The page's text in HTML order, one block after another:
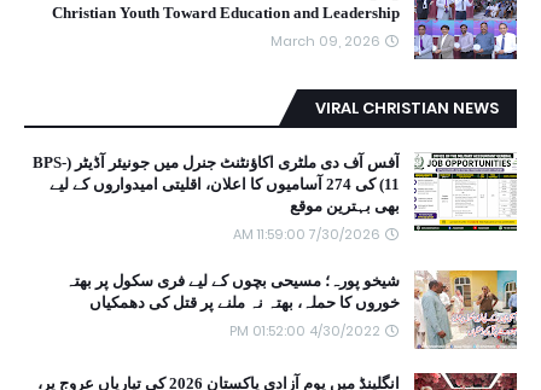
Christian Youth Toward Education and Leadership
March 09, 2026
VIRAL CHRISTIAN NEWS
آفس آف دی ملٹری اکاؤنٹنٹ جنرل میں جونیئر آڈیٹر (BPS-
11) کی 274 آسامیوں کا اعلان، اقلیتی امیدواروں کے لیے
بھی بہترین موقع
7/30/2026 11:59:00 AM
شیخو پورہ؛ مسیحی بچوں کے لیے فری سکول پر بھتہ
خوروں کا حملہ، بھتہ نہ ملنے پر قتل کی دھمکیاں
4/30/2022 01:52:00 PM
انگلینڈ میں یومِ آزادی پاکستان 2026 کی تیاریاں عروج پر،